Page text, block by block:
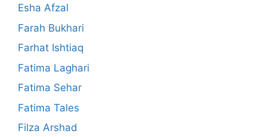
Esha Afzal
Farah Bukhari
Farhat Ishtiaq
Fatima Laghari
Fatima Sehar
Fatima Tales
Filza Arshad